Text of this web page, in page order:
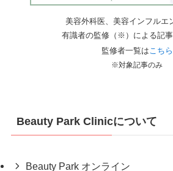
美容外科医、美容インフルエ
有識者の監修（※）による記事
監修者一覧はこちら
※対象記事のみ
Beauty Park Clinicについて
Beauty Park オンライン